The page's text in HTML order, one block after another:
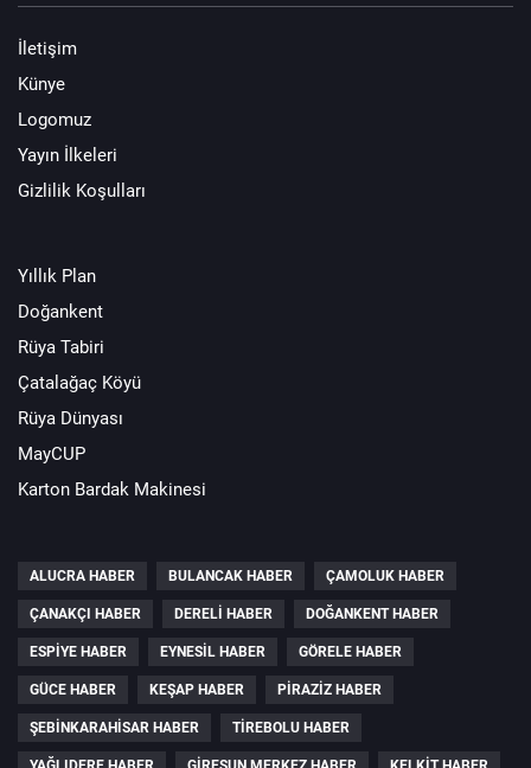
İletişim
Künye
Logomuz
Yayın İlkeleri
Gizlilik Koşulları
Yıllık Plan
Doğankent
Rüya Tabiri
Çatalağaç Köyü
Rüya Dünyası
MayCUP
Karton Bardak Makinesi
ALUCRA HABER BULANCAK HABER ÇAMOLUK HABER
ÇANAKÇI HABER DERELI HABER DOĞANKENT HABER
ESPIYE HABER EYNESIL HABER GÖRELE HABER
GÜCE HABER KEŞAP HABER PIRAZIZ HABER
ŞEBINKARAHISAR HABER TIREBOLU HABER